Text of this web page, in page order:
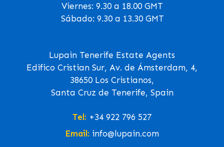
Viernes: 9.30 a 18.00 GMT
Sábado: 9.30 a 13.30 GMT
Lupain Tenerife Estate Agents
Edifico Cristian Sur, Av. de Ámsterdam, 4,
38650 Los Cristianos,
Santa Cruz de Tenerife, Spain
Tel: +34 922 796 527
Email: info@lupain.com